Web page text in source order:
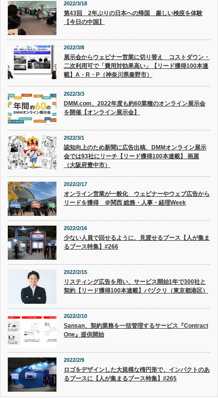
2022/3/18
第43回 2年ぶりの日本への帰国 厳しい検疫を体験
【今日の中国】
2022/3/8
展示会からウェビナー営業に切り替え コストダウン・
二次利用可で「費用対効果高い」【リード獲得100本連
載】A・R・P（神奈川県秦野市）
2022/3/3
DMM.com、2022年度も約60業種のオンライン展示会
を開催【オンライン展示会】
2022/3/1
認知向上のため新聞に広告出稿、DMMオンライン展示
会では93社にリーチ【リード獲得100本連載】 画屋
（大阪府豊中市）
2022/2/17
オンライン営業が一般化 ウェビナーやウェブ広告から
リードを獲得 ＠関西 総務・人事・経理Week
2022/2/16
少ない人員で回せるように、見渡せるブース【人が集ま
るブース特集】#266
2022/2/15
リスティング広告を用い、サービス開始1年で300社と
契約【リード獲得100本連載】バヅクリ（東京都港区）
2022/2/10
Sansan、契約業務を一括管理するサービス『Contract
One』提供開始
2022/2/9
ロゴをデザインした大規模な楕円形で、インパクトのあ
るブースに【人が集まるブース特集】#265